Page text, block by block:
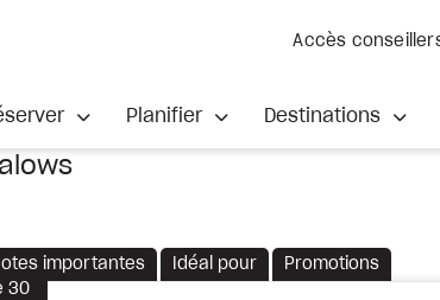
Accès
Planifier Destinations
importantes Idéal pour Promotions
30